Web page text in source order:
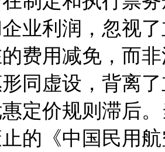
业利润，忽视
费用减免，而
同虚设，背离
价规则滞后。
的《中国民用